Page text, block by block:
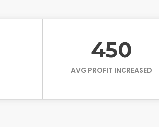
450
AVG PROFIT INCREASED